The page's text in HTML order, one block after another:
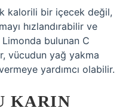
kalorili bir içecek değil,
hızlandırabilir ve
bulunan C
vücudun yağ yakma
yardımcı olabilir.
KARIN